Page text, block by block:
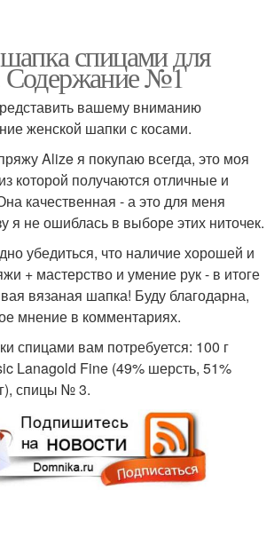
спицами для
№1
вашему вниманию
женской шапки с косами.
Alize я покупаю всегда, это моя
которой получаются отличные и
качественная - а это для меня
я не ошиблась в выборе этих ниточек.
убедиться, что наличие хорошей и
+ мастерство и умение рук - в итоге
вязаная шапка! Буду благодарна,
мнение в комментариях.
спицами вам потребуется: 100 г
Lanagold Fine (49% шерсть, 51%
спицы № 3.